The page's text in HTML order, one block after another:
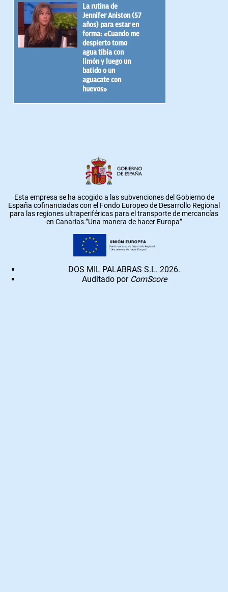
La rutina de
Jennifer Aniston (57
años) para estar en
forma: «Cuando me
despierto tomo
agua tibia con
limón y luego un
batido o un
aguacate con
huevos»
Esta empresa se ha acogido a las subvenciones del Gobierno de
España cofinanciadas con el Fondo Europeo de Desarrollo Regional
para las regiones ultraperiféricas para el transporte de mercancías
en Canarias.”Una manera de hacer Europa”
DOS MIL PALABRAS S.L. 2026.
Auditado por ComScore